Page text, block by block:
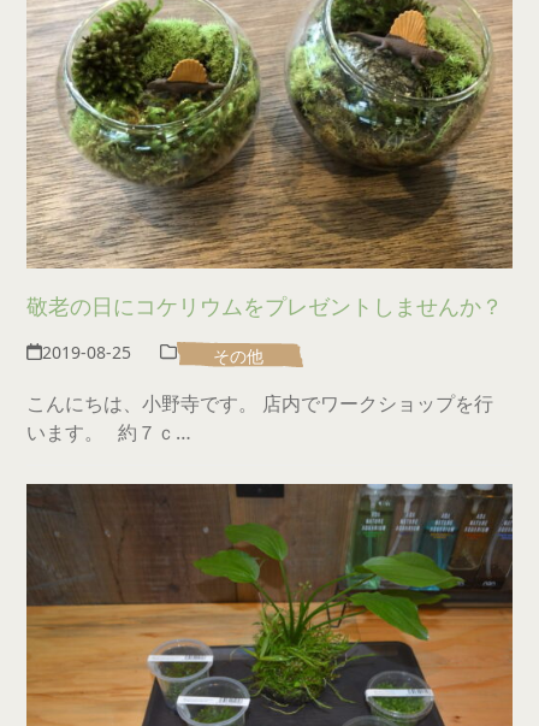
敬老の日にコケリウムをプレゼントしませんか？
2019-08-25 その他
こんにちは、小野寺です。 店内でワークショップを行
います。 約７ｃ…